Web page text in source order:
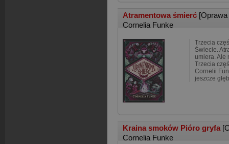
Atramentowa śmierć
Cornelia Funke
Trzecia
Świecie.
umiera. Ale
Trzecia
Cornelii
jeszcze
Kraina smoków Pióro gryfa
Cornelia Funke